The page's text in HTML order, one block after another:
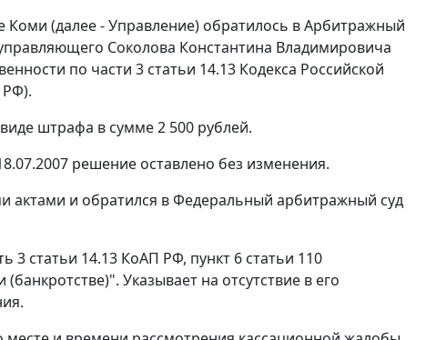
(далее - Управление) обратилось в Арбитражный
Соколова Константина Владимировича
по части 3 статьи 14.13 Кодекса Российской
РФ).
штрафа в сумме 2 500 рублей.
решение оставлено без изменения.
и обратился в Федеральный арбитражный суд
3 статьи 14.13 КоАП РФ, пункт 6 статьи 110
Указывает на отсутствие в его